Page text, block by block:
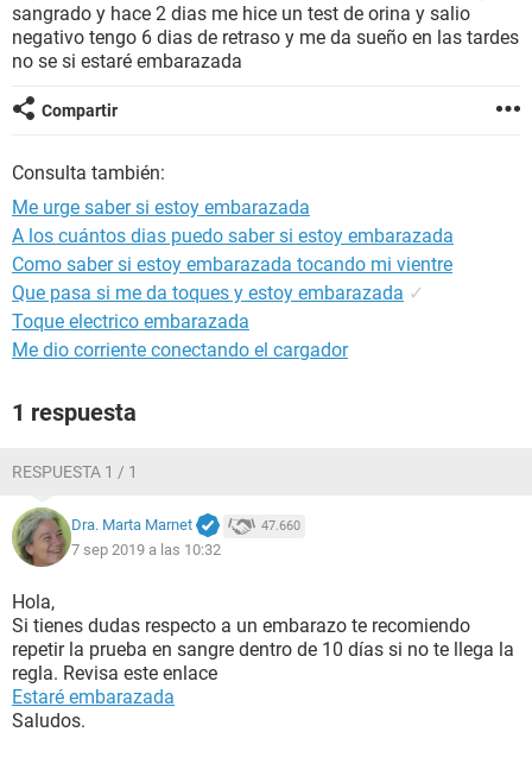
GLOSARIO
sangrado y hace 2 dias me hice un test de orina y salio
negativo tengo 6 dias de retraso y me da sueño en las tardes
no se si estaré embarazada
Compartir
Consulta también:
Me urge saber si estoy embarazada
A los cuántos dias puedo saber si estoy embarazada
Como saber si estoy embarazada tocando mi vientre
Que pasa si me da toques y estoy embarazada ✓
Toque electrico embarazada
Me dio corriente conectando el cargador
1 respuesta
RESPUESTA 1 / 1
Dra. Marta Marnet 47.660
7 sep 2019 a las 10:32
Hola,
Si tienes dudas respecto a un embarazo te recomiendo
repetir la prueba en sangre dentro de 10 días si no te llega la
regla. Revisa este enlace
Estaré embarazada
Saludos.